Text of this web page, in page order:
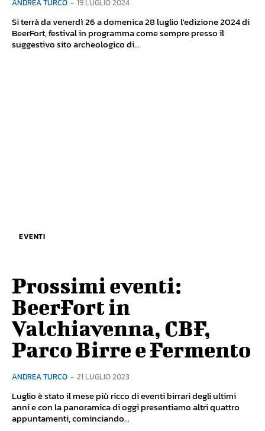
ANDREA TURCO - 19 LUGLIO 2024
Si terrà da venerdì 26 a domenica 28 luglio l'edizione 2024 di
BeerFort, festival in programma come sempre presso il
suggestivo sito archeologico di...
EVENTI
Prossimi eventi:
BeerFort in
Valchiavenna, CBF,
Parco Birre e Fermento
ANDREA TURCO - 21 LUGLIO 2023
Luglio è stato il mese più ricco di eventi birrari degli ultimi
anni e con la panoramica di oggi presentiamo altri quattro
appuntamenti, cominciando...